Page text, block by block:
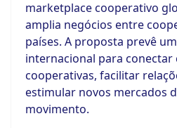
marketplace cooperativo
amplia negócios entre
países. A proposta prevê
internacional para conectar
cooperativas, facilitar
estimular novos mercados
movimento.